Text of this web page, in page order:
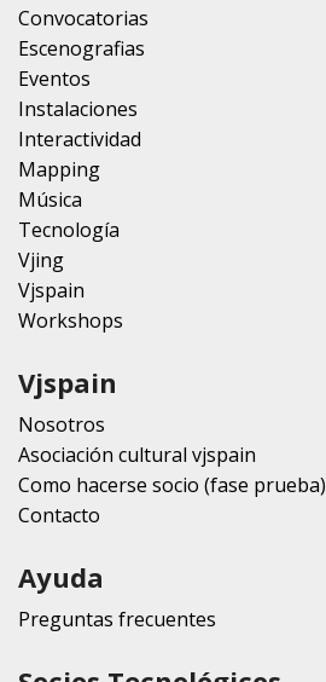
Convocatorias
Escenografias
Eventos
Instalaciones
Interactividad
Mapping
Música
Tecnología
Vjing
Vjspain
Workshops
Vjspain
Nosotros
Asociación cultural vjspain
Como hacerse socio (fase prueba)
Contacto
Ayuda
Preguntas frecuentes